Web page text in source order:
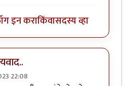
इन कराकिंवासदस्य व्हा
22:08